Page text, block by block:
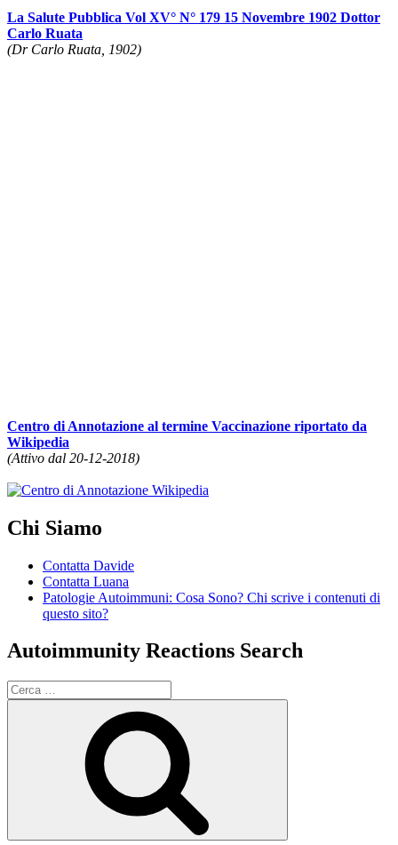
La Salute Pubblica Vol XV° N° 179 15 Novembre 1902 Dottor
Carlo Ruata
(Dr Carlo Ruata, 1902)
Centro di Annotazione al termine Vaccinazione riportato da
Wikipedia
(Attivo dal 20-12-2018)
Chi Siamo
Contatta Davide
Contatta Luana
Patologie Autoimmuni: Cosa Sono? Chi scrive i contenuti di
questo sito?
Autoimmunity Reactions Search
Cerca: